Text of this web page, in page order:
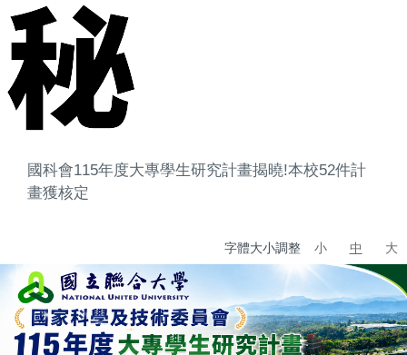
國科會115年度大專學生研究計畫揭曉!本校52件計
畫獲核定
字體大小調整 小 中 大